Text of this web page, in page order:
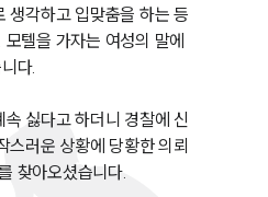
생각하고 입맞춤을 하는 등
텔을 가자는 여성의 말에
다.
싫다고 하더니 경찰에 신
스러운 상황에 당황한 의뢰
찾아오셨습니다.